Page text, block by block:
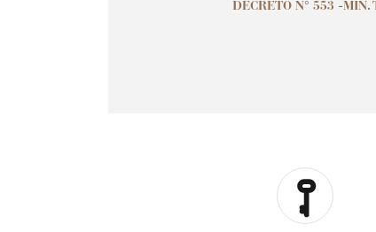
DECRETO N° 553 -MIN.